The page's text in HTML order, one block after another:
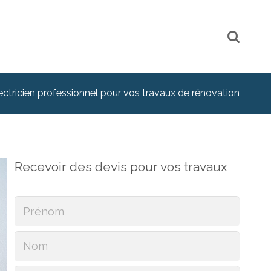
professionnel pour vos travaux de rénovation
Recevoir des devis pour vos travaux